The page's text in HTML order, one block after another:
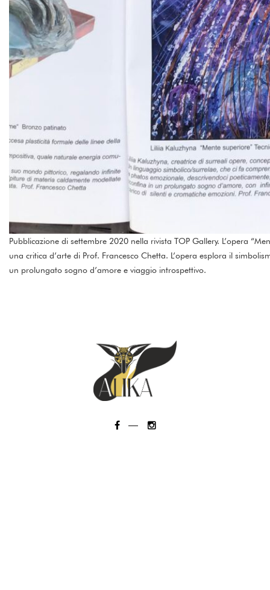
Pubblicazione di settembre 2020 nella rivista TOP Gallery. L’opera
una critica d’arte di Prof. Francesco Chetta. L’opera esplora il
un prolungato sogno d’amore e viaggio introspettivo.